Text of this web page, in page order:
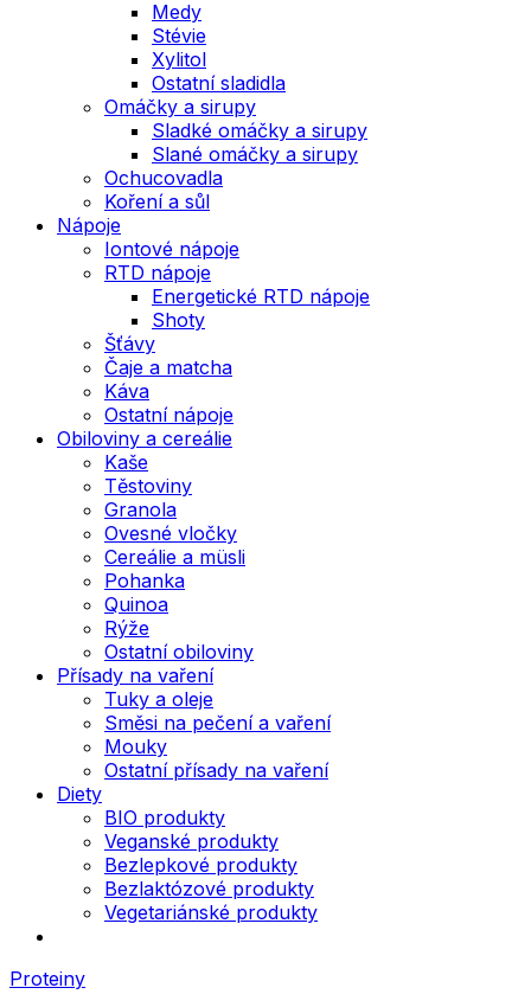
Medy
Stévie
Xylitol
Ostatní sladidla
Omáčky a sirupy
Sladké omáčky a sirupy
Slané omáčky a sirupy
Ochucovadla
Koření a sůl
Nápoje
Iontové nápoje
RTD nápoje
Energetické RTD nápoje
Shoty
Šťávy
Čaje a matcha
Káva
Ostatní nápoje
Obiloviny a cereálie
Kaše
Těstoviny
Granola
Ovesné vločky
Cereálie a müsli
Pohanka
Quinoa
Rýže
Ostatní obiloviny
Přísady na vaření
Tuky a oleje
Směsi na pečení a vaření
Mouky
Ostatní přísady na vaření
Diety
BIO produkty
Veganské produkty
Bezlepkové produkty
Bezlaktózové produkty
Vegetariánské produkty
Proteiny